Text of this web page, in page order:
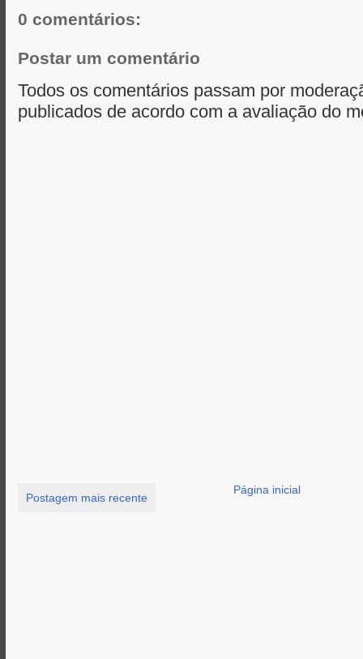
0 comentários:
Postar um comentário
Todos os comentários passam por
publicados de acordo com a avaliação do
Postagem mais recente
Página inicial